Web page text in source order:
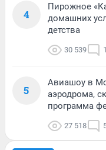
4
Пирожное
домашних
детства
30 539
5
Авиашоу в
аэродрома,
программа
27 518